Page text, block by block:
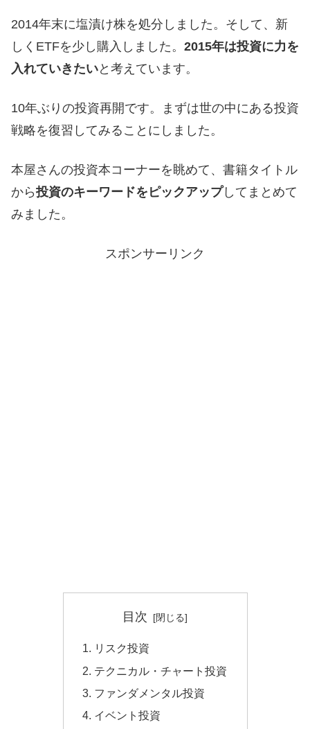
2014年末に塩漬け株を処分しました。そして、新
しくETFを少し購入しました。 2015年は投資に力を
入れていきたいと考えています。
10年ぶりの投資再開です。まずは世の中にある投資
戦略を復習してみることにしました。
本屋さんの投資本コーナーを眺めて、書籍タイトル
から投資のキーワードをピックアップしてまとめて
みました。
スポンサーリンク
目次
リスク投資
テクニカル・チャート投資
ファンダメンタル投資
イベント投資